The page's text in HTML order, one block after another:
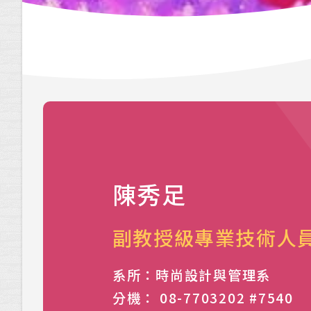
陳秀足
副教授級專業技術人
系所：時尚設計與管理系
分機： 08-7703202 #7540